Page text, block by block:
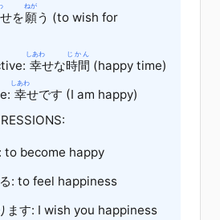
せを願
ねが
う (to wish for
幸
しあわ
せな時間
じかん
(happy time)
幸
しあわ
せです (I am happy)
: to become happy
: to feel happiness
ます: I wish you happiness